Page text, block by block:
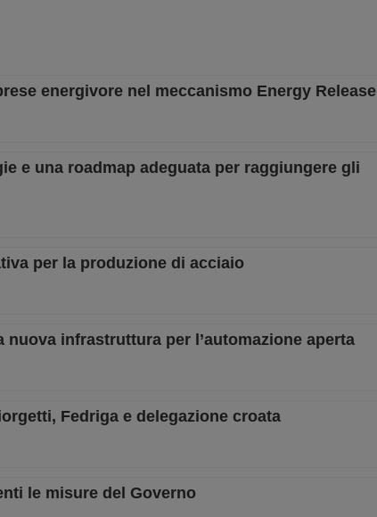
energivore nel meccanismo Energy Release
e una roadmap adeguata per raggiungere gli
per la produzione di acciaio
infrastruttura per l’automazione aperta
Fedriga e delegazione croata
le misure del Governo